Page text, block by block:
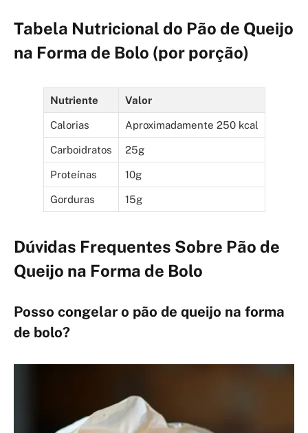
Tabela Nutricional do Pão de Queijo
na Forma de Bolo (por porção)
Nutriente Valor
Calorias Aproximadamente 250 kcal
Carboidratos 25g
Proteínas 10g
Gorduras 15g
Dúvidas Frequentes Sobre Pão de
Queijo na Forma de Bolo
Posso congelar o pão de queijo na forma
de bolo?